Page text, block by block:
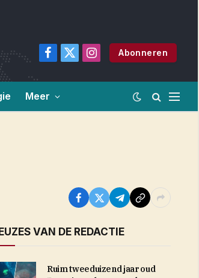
Facebook
X
Instagram
Abonneren
Meer
VAN DE REDACTIE
Ruim tweeduizend jaar oud